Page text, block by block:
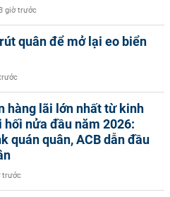
giờ trước
quân để mở lại eo biển
hàng lãi lớn nhất từ kinh
hối nửa đầu năm 2026:
quán quân, ACB dẫn đầu
trước